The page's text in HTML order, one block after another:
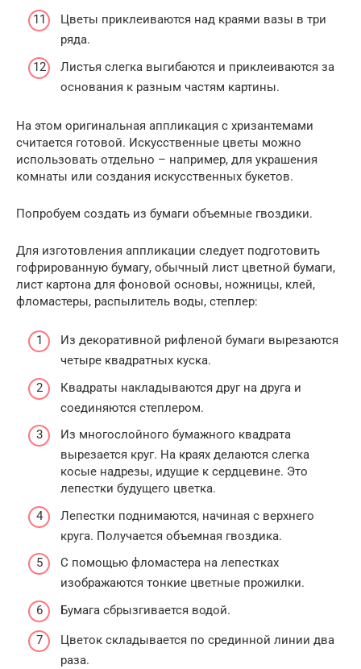
Цветы приклеиваются над краями вазы в три
ряда.
Листья слегка выгибаются и приклеиваются за
основания к разным частям картины.
На этом оригинальная аппликация с хризантемами
считается готовой. Искусственные цветы можно
использовать отдельно – например, для украшения
комнаты или создания искусственных букетов.
Попробуем создать из бумаги объемные гвоздики.
Для изготовления аппликации следует подготовить
гофрированную бумагу, обычный лист цветной бумаги,
лист картона для фоновой основы, ножницы, клей,
фломастеры, распылитель воды, степлер:
Из декоративной рифленой бумаги вырезаются
четыре квадратных куска.
Квадраты накладываются друг на друга и
соединяются степлером.
Из многослойного бумажного квадрата
вырезается круг. На краях делаются слегка
косые надрезы, идущие к сердцевине. Это
лепестки будущего цветка.
Лепестки поднимаются, начиная с верхнего
круга. Получается объемная гвоздика.
С помощью фломастера на лепестках
изображаются тонкие цветные прожилки.
Бумага сбрызгивается водой.
Цветок складывается по срединной линии два
раза.